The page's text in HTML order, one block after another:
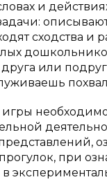
и
сходства
или
при
в